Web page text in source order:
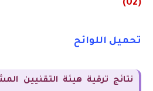
(02)
تحميل اللوائح
نتائج ترقية هيئة التقنيين